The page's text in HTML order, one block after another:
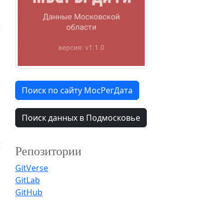
Поиск по сайту МосРегДата
Поиск данных в Подмосковье
Репозитории
GitVerse
GitLab
GitHub